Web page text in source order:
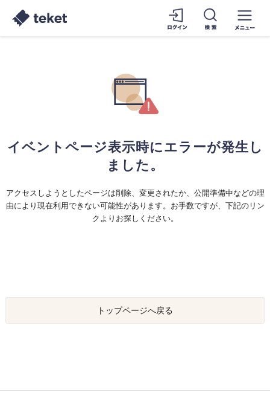
イベントページ表示時にエラーが発生し
ました。
アクセスしようとしたページは削除、変更されたか、公開準備中などの理
由により現在利用できない可能性があります。お手数ですが、下記のリン
クよりお探しください。
トップページへ戻る